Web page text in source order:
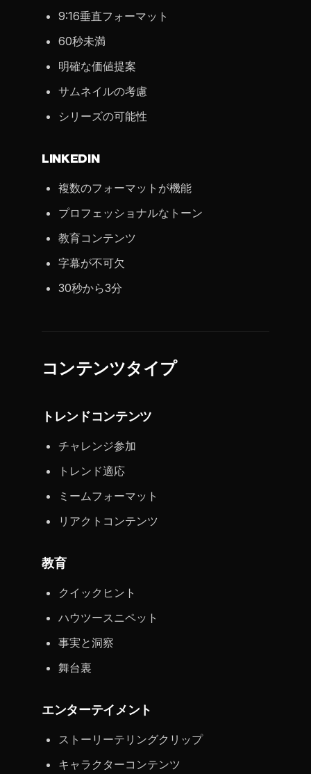
9:16垂直フォーマット
60秒未満
明確な価値提案
サムネイルの考慮
シリーズの可能性
LINKEDIN
複数のフォーマットが機能
プロフェッショナルなトーン
教育コンテンツ
字幕が不可欠
30秒から3分
コンテンツタイプ
トレンドコンテンツ
チャレンジ参加
トレンド適応
ミームフォーマット
リアクトコンテンツ
教育
クイックヒント
ハウツースニペット
事実と洞察
舞台裏
エンターテイメント
ストーリーテリングクリップ
キャラクターコンテンツ